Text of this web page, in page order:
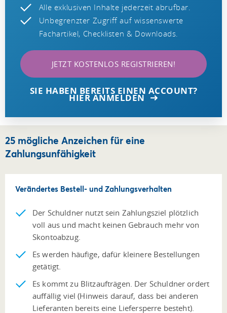
Alle exklusiven Inhalte jederzeit abrufbar.
Unbegrenzter Zugriff auf wissenswerte
Fachartikel, Checklisten & Downloads.
JETZT KOSTENLOS REGISTRIEREN!
SIE HABEN BEREITS EINEN ACCOUNT?
HIER ANMELDEN
25 mögliche Anzeichen für eine
Zahlungsunfähigkeit
Verändertes Bestell- und Zahlungsverhalten
Der Schuldner nutzt sein Zahlungsziel plötzlich
voll aus und macht keinen Gebrauch mehr von
Skontoabzug.
Es werden häufige, dafür kleinere Bestellungen
getätigt.
Es kommt zu Blitzaufträgen. Der Schuldner ordert
auffällig viel (Hinweis darauf, dass bei anderen
Lieferanten bereits eine Liefersperre besteht).